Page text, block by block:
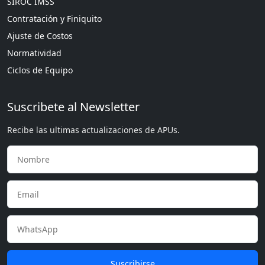
Contratación y Finiquito
Ajuste de Costos
Normatividad
Ciclos de Equipo
Suscribete al Newsletter
Recibe las ultimas actualizaciones de APUs.